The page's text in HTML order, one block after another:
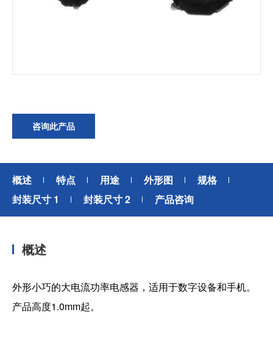
加入我们
咨询此产品
概述 特点 用途 外形图
规格
封装尺寸 1
封装尺寸 2 产品咨询
概述
外形小巧的大电流功率电感器，适用于数字设备和手机。
产品高度1.0mm起。